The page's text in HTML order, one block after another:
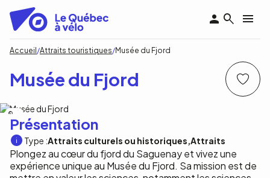
contenu
principal
Fil
d'Ariane
Accueil Attraits touristiques Musée du Fjord
Musée du Fjord
Présentation
Type :Attraits culturels ou historiques Attraits
Plongez au cœur du fjord du Saguenay et vivez une
expérience unique au Musée du Fjord. Sa mission est de